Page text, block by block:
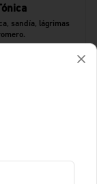
sandía, lágrimas